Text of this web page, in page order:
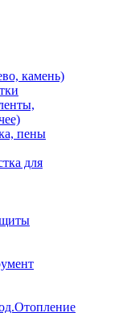
камень)
пены
для